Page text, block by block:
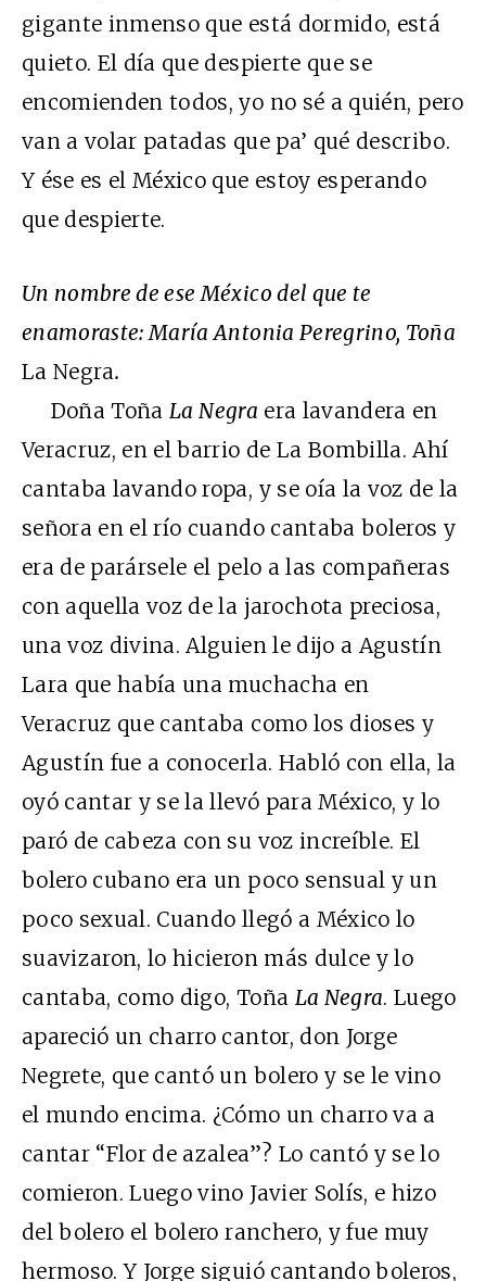
gigante inmenso que está dormido, está
quieto. El día que despierte que se
encomienden todos, yo no sé a quién, pero
van a volar patadas que pa’ qué describo.
Y ése es el México que estoy esperando
que despierte.
Un nombre de ese México del que te
enamoraste: María Antonia Peregrino, Toña
La Negra.
Doña ToñaLa Negra era lavandera en
Veracruz, en el barrio de La Bombilla. Ahí
cantaba lavando ropa, y se oía la voz de la
señora en el río cuando cantaba boleros y
era de parársele el pelo a las compañeras
con aquella voz de la jarochota preciosa,
una voz divina. Alguien le dijo a Agustín
Lara que había una muchacha en
Veracruz que cantaba como los dioses y
Agustín fue a conocerla. Habló con ella, la
oyó cantar y se la llevó para México, y lo
paró de cabeza con su voz increíble. El
bolero cubano era un poco sensual y un
poco sexual. Cuando llegó a México lo
suavizaron, lo hicieron más dulce y lo
cantaba, como digo, Toña La Negra. Luego
apareció un charro cantor, don Jorge
Negrete, que cantó un bolero y se le vino
el mundo encima. ¿Cómo un charro va a
cantar “Flor de azalea”? Lo cantó y se lo
comieron. Luego vino Javier Solís, e hizo
del bolero el bolero ranchero, y fue muy
hermoso. Y Jorge siguió cantando boleros,